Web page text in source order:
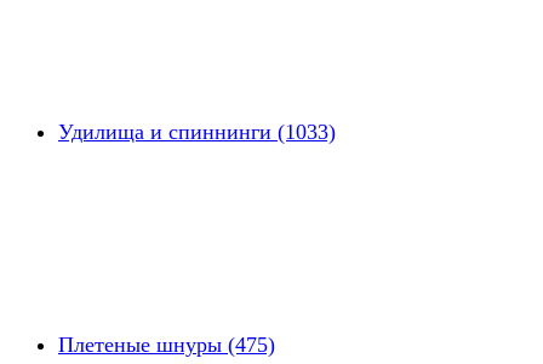
Удилища и спиннинги (1033)
Плетеные шнуры (475)